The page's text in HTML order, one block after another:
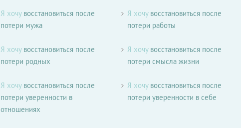
Я хочувосстановиться после
потери мужа
Я хочувосстановиться после
потери работы
Я хочувосстановиться после
потери родных
Я хочувосстановиться после
потери смысла жизни
Я хочувосстановиться после
потери уверенности в
отношениях
Я хочувосстановиться после
потери уверенности в себе